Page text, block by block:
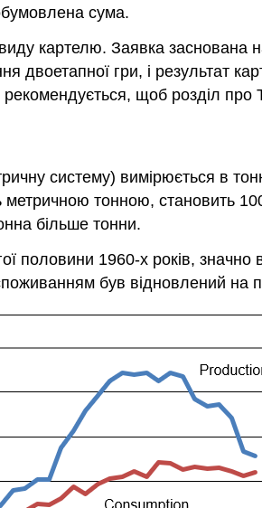
сума.
картелю. Заявка заснована
двоетапної гри, і результат
щоб розділ про
систему) вимірюється в
тонною, становить
більше тонни.
половини 1960-х років,
був відновлений на